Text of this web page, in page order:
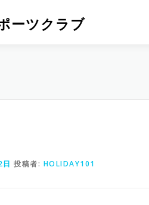
ーツクラブ
投稿者: HOLIDAY101